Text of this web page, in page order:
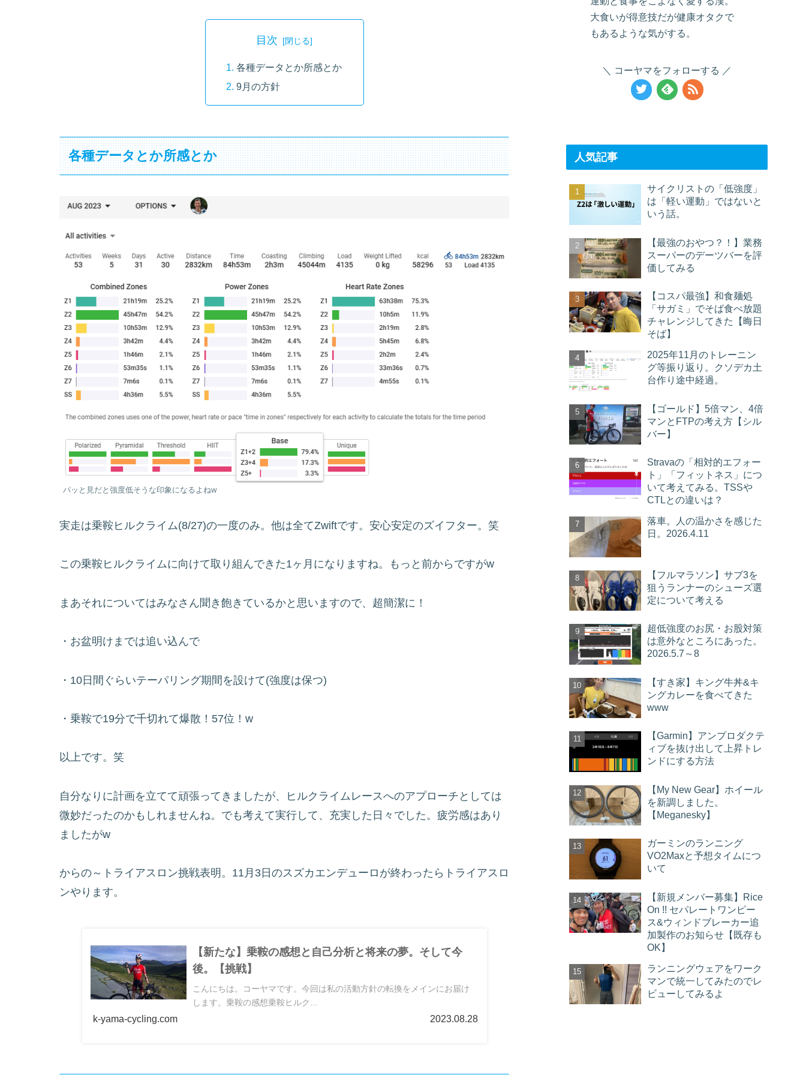
目次
各種データとか所感とか
9月の方針
各種データとか所感とか
パッと見だと強度低そうな印象になるよねw
実走は乗鞍ヒルクライム(8/27)の一度のみ。他は全てZwiftです。安心安定のズイフター。笑
この乗鞍ヒルクライムに向けて取り組んできた1ヶ月になりますね。もっと前からですがw
まあそれについてはみなさん聞き飽きているかと思いますので、超簡潔に！
・お盆明けまでは追い込んで
・10日間ぐらいテーパリング期間を設けて(強度は保つ)
・乗鞍で19分で千切れて爆散！57位！w
以上です。笑
自分なりに計画を立てて頑張ってきましたが、ヒルクライムレースへのアプローチとしては
微妙だったのかもしれませんね。でも考えて実行して、充実した日々でした。疲労感はあり
ましたがw
からの～トライアスロン挑戦表明。11月3日のスズカエンデューロが終わったらトライアスロ
ンやります。
【新たな】乗鞍の感想と自己分析と将来の夢。そして今
後。【挑戦】
こんにちは。コーヤマです。今回は私の活動方針の転換をメインにお届け
します。乗鞍の感想乗鞍ヒルク...
k-yama-cycling.com 2023.08.28
大食いが得意技だが健康オタクで
もあるような気がする。
コーヤマをフォローする
人気記事
サイクリストの「低強度」
は「軽い運動」ではないと
いう話。
【最強のおやつ？！】業務
スーパーのデーツバーを評
価してみる
【コスパ最強】和食麺処
「サガミ」でそば食べ放題
チャレンジしてきた【晦日
そば】
2025年11月のトレーニン
グ等振り返り。クソデカ土
台作り途中経過。
【ゴールド】5倍マン、4倍
マンとFTPの考え方【シル
バー】
Stravaの「相対的エフォー
ト」「フィットネス」につ
いて考えてみる。TSSや
CTLとの違いは？
落車。人の温かさを感じた
日。2026.4.11
【フルマラソン】サブ3を
狙うランナーのシューズ選
定について考える
超低強度のお尻・お股対策
は意外なところにあった。
2026.5.7～8
【すき家】キング牛丼&キ
ングカレーを食べてきた
www
【Garmin】アンプロダクテ
ィブを抜け出して上昇トレ
ンドにする方法
【My New Gear】ホイール
を新調しました。
【Meganesky】
ガーミンのランニング
VO2Maxと予想タイムにつ
いて
【新規メンバー募集】Rice
On !! セパレートワンピー
ス&ウィンドブレーカー追
加製作のお知らせ【既存も
OK】
ランニングウェアをワーク
マンで統一してみたのでレ
ビューしてみるよ